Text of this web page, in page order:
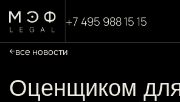
+7 495 988 15 15
все новости
Оценщиком